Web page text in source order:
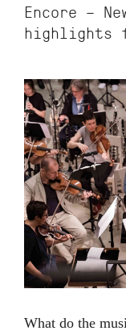
Encore –
highlights
What do the